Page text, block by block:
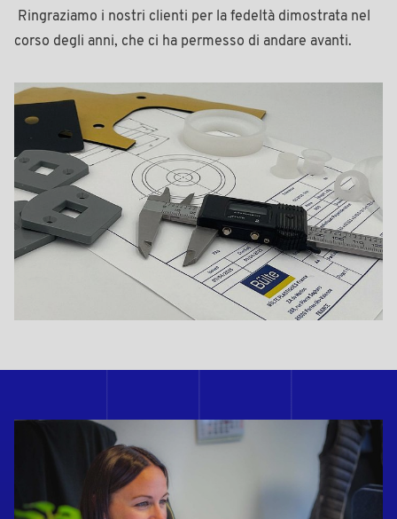
Ringraziamo i nostri clienti per la fedeltà dimostrata nel
corso degli anni, che ci ha permesso di andare avanti.